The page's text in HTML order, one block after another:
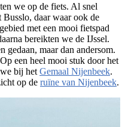
we op de fiets. Al snel
Busslo, daar waar ook de
met een mooi fietspad
bereikten we de IJssel.
gedaan, maar dan andersom.
een heel mooi stuk door het
bij het Gemaal Nijenbeek.
op de ruïne van Nijenbeek.